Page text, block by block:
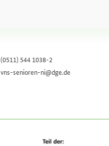
(0511) 544 1038-2
vns-senioren-ni@dge.de